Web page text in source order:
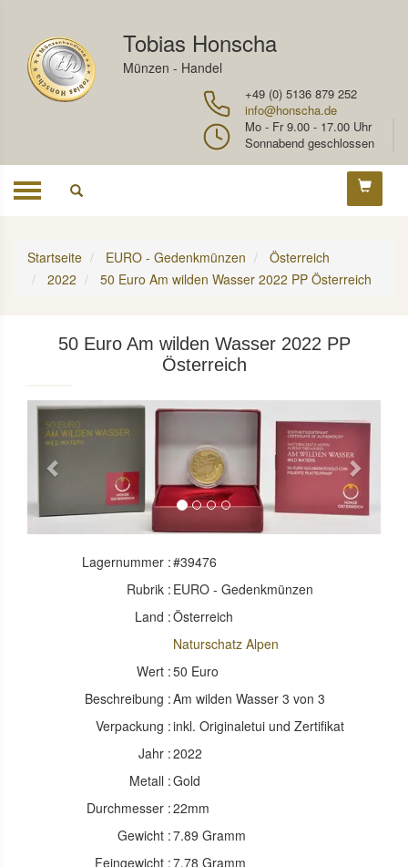
Tobias Honscha
Münzen - Handel
+49 (0) 5136 879 252
info@honscha.de
Mo - Fr 9.00 - 17.00 Uhr
Sonnabend geschlossen
Toggle
Startseite EURO - Gedenkmünzen
Österreich
2022
50 Euro Am wilden Wasser 2022 PP Österreich
50 Euro Am wilden Wasser 2022 PP
Österreich
Previous Next
Lagernummer :#39476
Rubrik : EURO - Gedenkmünzen
Land :Österreich
Naturschatz Alpen
Wert :50 Euro
Beschreibung :Am wilden Wasser 3 von 3
Verpackung :inkl. Originaletui und Zertifikat
Jahr :2022
Metall :Gold
Durchmesser :22mm
Gewicht :7.89 Gramm
Feingewicht :7.78 Gramm